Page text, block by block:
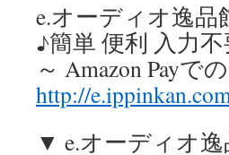
e.オーディオ逸品
♪簡単 便利 入力
～ Amazon Payで
http://
▼ e.オーディオ逸